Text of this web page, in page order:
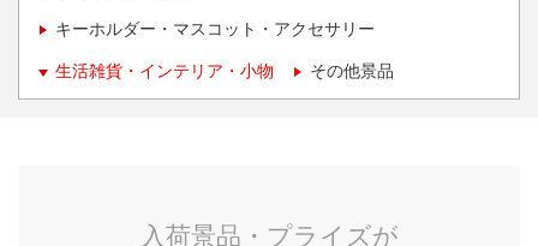
キーホルダー・マスコット・アクセサリー
生活雑貨・インテリア・小物 その他景品